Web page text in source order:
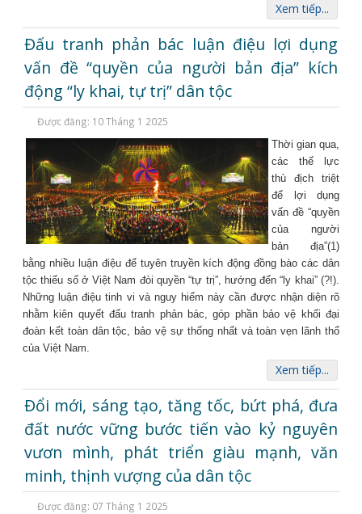
Xem tiếp...
Đấu tranh phản bác luận điệu lợi dụng
vấn đề “quyền của người bản địa” kích
động “ly khai, tự trị” dân tộc
Được đăng: 10 Tháng 1 2025
Thời gian qua,
các thế lực
thù địch triệt
để lợi dụng
vấn đề “quyền
của người
bản địa”(1)
bằng nhiều luận điệu để tuyên truyền kích động đồng bào các dân
tộc thiểu số ở Việt Nam đòi quyền “tự trị”, hướng đến “ly khai” (?!).
Những luận điệu tinh vi và nguy hiểm này cần được nhận diện rõ
nhằm kiên quyết đấu tranh phản bác, góp phần bảo vệ khối đại
đoàn kết toàn dân tộc, bảo vệ sự thống nhất và toàn vẹn lãnh thổ
của Việt Nam.
Xem tiếp...
Đổi mới, sáng tạo, tăng tốc, bứt phá, đưa
đất nước vững bước tiến vào kỷ nguyên
vươn mình, phát triển giàu mạnh, văn
minh, thịnh vượng của dân tộc
Được đăng: 07 Tháng 1 2025